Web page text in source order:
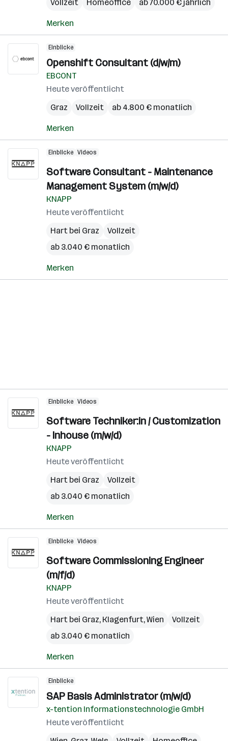
Vollzeit Homeoffice ab 70.000 € jährlich
Merken
Einblicke
Openshift Consultant (d/w/m)
EBCONT
Heute veröffentlicht
Graz
Vollzeit ab 4.800 € monatlich
Merken
Einblicke Videos
Software Consultant - Maintenance
Management System (m/w/d)
KNAPP
Heute veröffentlicht
Hart bei Graz
Vollzeit
ab 3.040 € monatlich
Merken
Einblicke Videos
Software Techniker:in / Customization
- Inhouse (m/w/d)
KNAPP
Heute veröffentlicht
Hart bei Graz
Vollzeit
ab 3.040 € monatlich
Merken
Einblicke Videos
Software Commissioning Engineer
(m/f/d)
KNAPP
Heute veröffentlicht
Hart bei Graz, Klagenfurt,Wien
Vollzeit
ab 3.040 € monatlich
Merken
Einblicke
SAP Basis Administrator (m/w/d)
x-tention Informationstechnologie GmbH
Heute veröffentlicht